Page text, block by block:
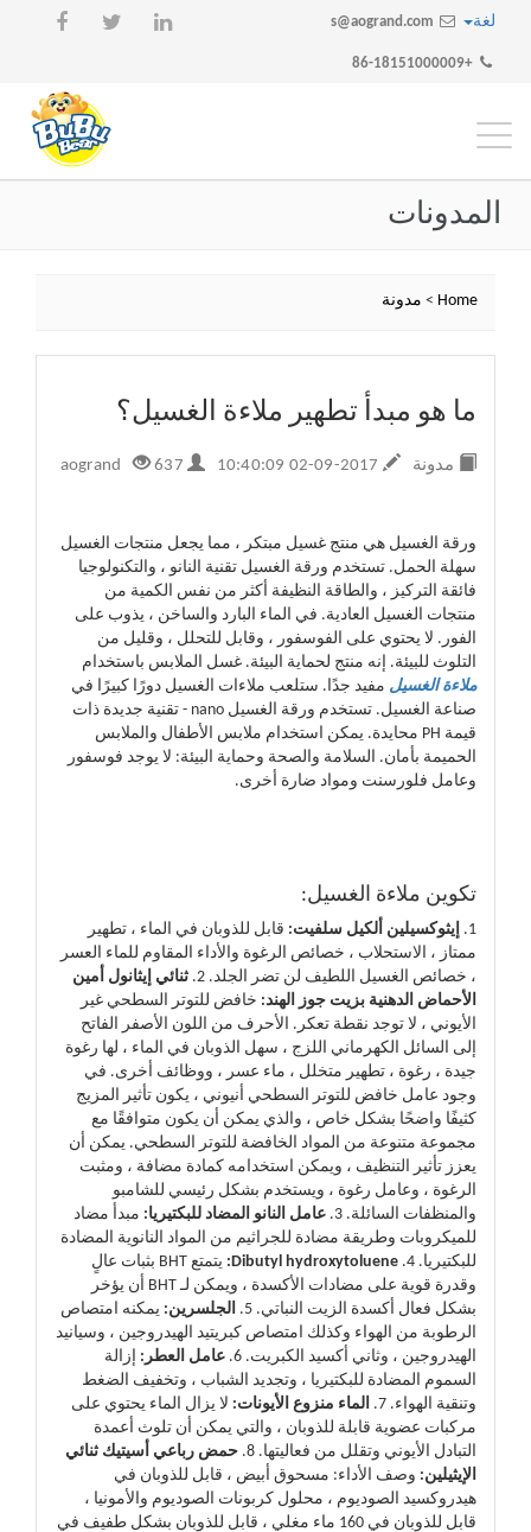
لغة s@aogrand.com
+86-18151000009
تبديل
المدونات
Home
> مدونة
ما هو مبدأ تطهير ملاءة الغسيل؟
مدونة 637
ورقة الغسيل هي منتج غسيل مبتكر ، مما يجعل منتجات الغسيل
سهلة الحمل. تستخدم ورقة الغسيل تقنية النانو ، والتكنولوجيا
فائقة التركيز ، والطاقة النظيفة أكثر من نفس الكمية من
منتجات الغسيل العادية. في الماء البارد والساخن ، يذوب على
الفور. لا يحتوي على الفوسفور ، وقابل للتحلل ، وقليل من
التلوث للبيئة. إنه منتج لحماية البيئة. غسل الملابس باستخدام
ملاءة الغسيل مفيد جدًا. ستلعب ملاءات الغسيل دورًا كبيرًا في
صناعة الغسيل. تستخدم ورقة الغسيل nano - تقنية جديدة ذات
قيمة PH محايدة. يمكن استخدام ملابس الأطفال والملابس
الحميمة بأمان. السلامة والصحة وحماية البيئة: لا يوجد فوسفور
وعامل فلورسنت ومواد ضارة أخرى.
تكوين ملاءة الغسيل:
1. إيثوكسيلين ألكيل سلفيت: قابل للذوبان في الماء ، تطهير
ممتاز ، الاستحلاب ، خصائص الرغوة والأداء المقاوم للماء العسر
، خصائص الغسيل اللطيف لن تضر الجلد. 2.
ثنائي إيثانول أمين
الأحماض الدهنية بزيت جوز الهند: خافض للتوتر السطحي غير
الأيوني ، لا توجد نقطة تعكر. الأحرف من اللون الأصفر الفاتح
إلى السائل الكهرماني اللزج ، سهل الذوبان في الماء ، لها رغوة
جيدة ، رغوة ، تطهير متخلل ، ماء عسر ، ووظائف أخرى. في
وجود عامل خافض للتوتر السطحي أنيوني ، يكون تأثير المزيج
كثيفًا واضحًا بشكل خاص ، والذي يمكن أن يكون متوافقًا مع
مجموعة متنوعة من المواد الخافضة للتوتر السطحي. يمكن أن
يعزز تأثير التنظيف ، ويمكن استخدامه كمادة مضافة ، ومثبت
الرغوة ، وعامل رغوة ، ويستخدم بشكل رئيسي للشامبو
والمنظفات السائلة. 3.
عامل النانو المضاد للبكتيريا: مبدأ مضاد
للميكروبات وطريقة مضادة للجراثيم من المواد النانوية المضادة
للبكتيريا. 4.
Dibutyl hydroxytoluene:
يتمتع BHT بثبات عالٍ
وقدرة قوية على مضادات الأكسدة ، ويمكن لـ BHT أن يؤخر
بشكل فعال أكسدة الزيت النباتي. 5.
الجلسرين: يمكنه امتصاص
الرطوبة من الهواء وكذلك امتصاص كبريتيد الهيدروجين ، وسيانيد
الهيدروجين ، وثاني أكسيد الكبريت. 6.
عامل العطر: إزالة
السموم المضادة للبكتيريا ، وتجديد الشباب ، وتخفيف الضغط
وتنقية الهواء. 7.
الماء منزوع الأيونات: لا يزال الماء يحتوي على
مركبات عضوية قابلة للذوبان ، والتي يمكن أن تلوث أعمدة
التبادل الأيوني وتقلل من فعاليتها. 8.
حمض رباعي أسيتيك ثنائي
الإيثيلين: وصف الأداء: مسحوق أبيض ، قابل للذوبان في
هيدروكسيد الصوديوم ، محلول كربونات الصوديوم والأمونيا ،
قابل للذوبان في 160 ماء مغلي ، قابل للذوبان بشكل طفيف في